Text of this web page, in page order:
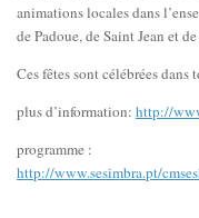
animations locales dans
de Padoue, de Saint Jean et
Ces fêtes sont célébrées
plus d’information: http://
programme :
http://www.sesimbra.pt/